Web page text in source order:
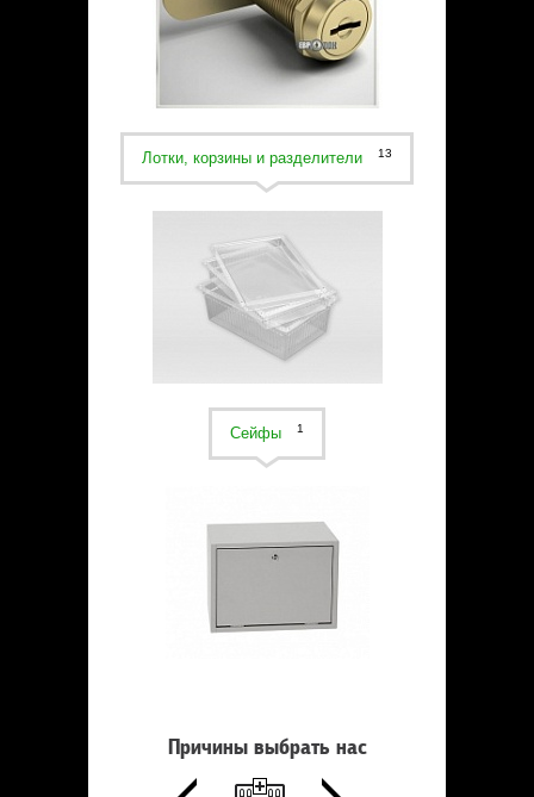
Статьи
Контакты
Лотки, корзины и разделители 13
Сейфы 1
Причины выбрать нас